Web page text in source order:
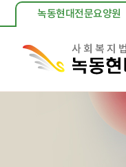
녹동현대전문요양원